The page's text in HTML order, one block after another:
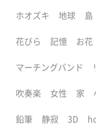
ホオズキ 地球 島
花びら 記憶 お花
マーチングバンド
吹奏楽 女性 家
鉛筆 静寂 3D